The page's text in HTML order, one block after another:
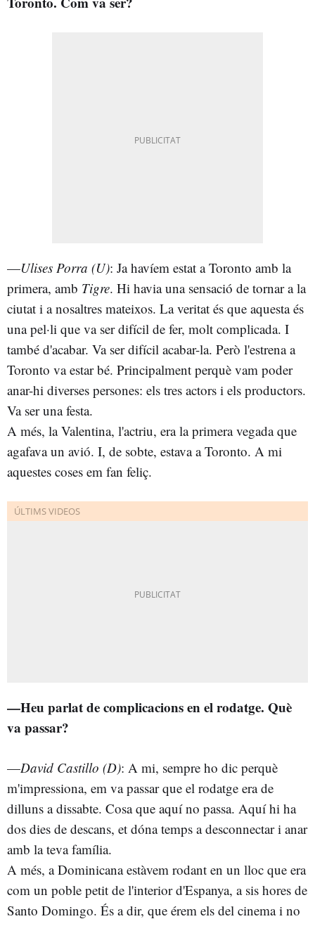
—Ulises Porra (U): Ja havíem estat a Toronto amb la
primera, amb Tigre. Hi havia una sensació de tornar a la
ciutat i a nosaltres mateixos. La veritat és que aquesta és
una pel·li que va ser difícil de fer, molt complicada. I
també d'acabar. Va ser difícil acabar-la. Però l'estrena a
Toronto va estar bé. Principalment perquè vam poder
anar-hi diverses persones: els tres actors i els productors.
Va ser una festa.
A més, la Valentina, l'actriu, era la primera vegada que
agafava un avió. I, de sobte, estava a Toronto. A mi
aquestes coses em fan feliç.
—Heu parlat de complicacions en el rodatge. Què
va passar?
—David Castillo (D): A mi, sempre ho dic perquè
m'impressiona, em va passar que el rodatge era de
dilluns a dissabte. Cosa que aquí no passa. Aquí hi ha
dos dies de descans, et dóna temps a desconnectar i anar
amb la teva família.
A més, a Dominicana estàvem rodant en un lloc que era
com un poble petit de l'interior d'Espanya, a sis hores de
Santo Domingo. És a dir, que érem els del cinema i no